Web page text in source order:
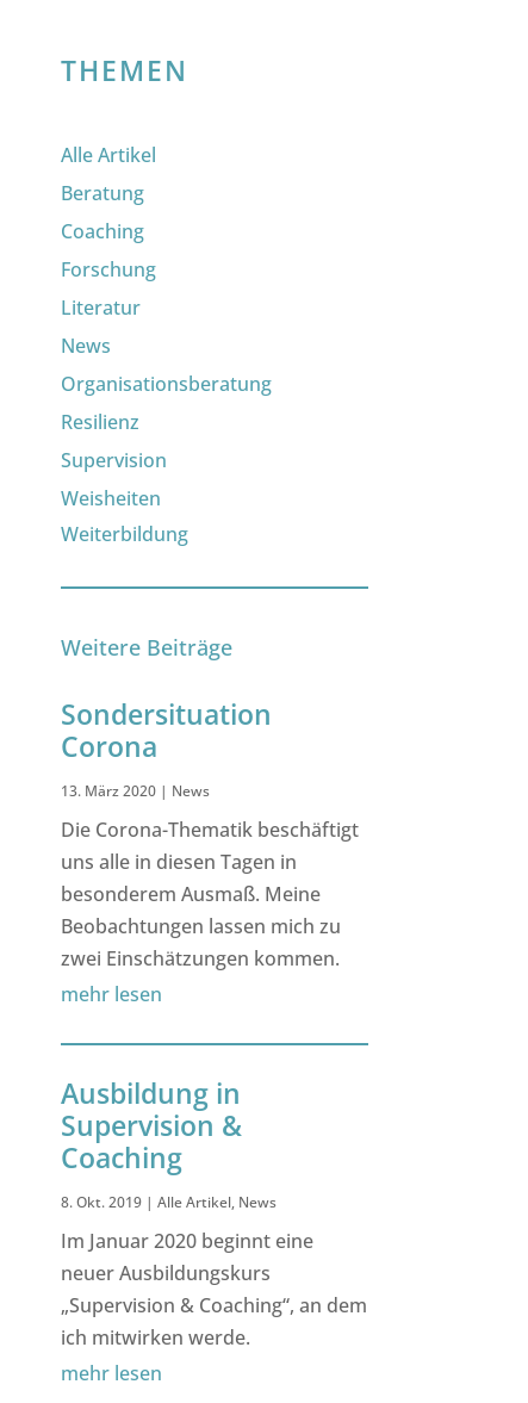
THEMEN
Alle Artikel
Beratung
Coaching
Forschung
Literatur
News
Organisationsberatung
Resilienz
Supervision
Weisheiten
Weiterbildung
Weitere Beiträge
Sondersituation
Corona
13. März 2020| News
Die Corona-Thematik beschäftigt
uns alle in diesen Tagen in
besonderem Ausmaß. Meine
Beobachtungen lassen mich zu
zwei Einschätzungen kommen.
mehr lesen
Ausbildung in
Supervision &
Coaching
8. Okt. 2019| Alle Artikel, News
Im Januar 2020 beginnt eine
neuer Ausbildungskurs
„Supervision & Coaching“, an dem
ich mitwirken werde.
mehr lesen